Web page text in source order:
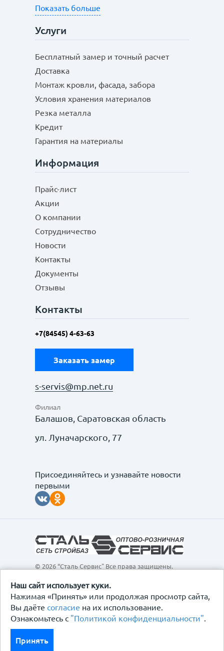
Наш сайт использует куки.
Нажимая «Принять» или продолжая просмотр сайта,
Вы даёте согласие на их использование.
Ознакомьтесь с "Политикой конфиденциальности".
Принять
Показать больше
Услуги
Бесплатный замер и точный расчет
Доставка
Монтаж кровли, фасада, забора
Условия хранения материалов
Резка металла
Кредит
Гарантия на материалы
Информация
Прайс-лист
Акции
О компании
Сотрудничество
Новости
Контакты
Документы
Отзывы
Контакты
+7(84545) 4-63-63
Заказать замер
s-servis@mp.net.ru
Филиал
Балашов, Саратовская область
ул. Луначарского, 77
Присоединяйтесь и узнавайте новости
первыми
© 2026 “Сталь Сервис" Все права защищены.
интернет-сайт, а также вся информация о товарах и
ценах, предоставленная на нём, носит
исключительно информационный характер и ни при
каких условиях не является публичной офертой,
определяемой положениями Статьи 437
Договор-оферта